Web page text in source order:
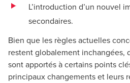
L’introduction d’un nouvel
secondaires.
Bien que les règles actuelles
restent globalement inchangées,
sont apportés à certains points
principaux changements et leurs